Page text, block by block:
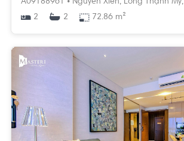
A09188961 • Nguyễn Xiển, Long Thạnh Mỹ,
2
2 72.86 m²